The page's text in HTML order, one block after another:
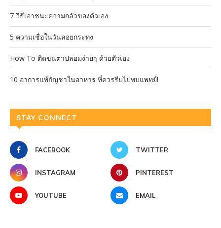
7 วิธีเอาชนะความกลัวของตัวเอง
5 ความเชื่อในวันลอยกระทง
How To ติดขนตาปลอมง่ายๆ ด้วยตัวเอง
10 อาการแพ้กัญชาในอาหาร ที่ควรรีบไปพบแพทย์!
STAY CONNECT
FACEBOOK TWITTER
INSTAGRAM PINTEREST
YOUTUBE EMAIL